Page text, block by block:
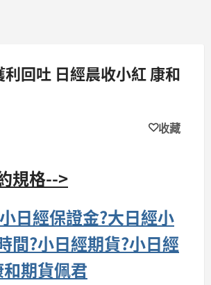
利回吐 日經晨收小紅 康和
收藏
規格-->
日經保證金?大日經小
間?小日經期貨?小日經
期貨佩君